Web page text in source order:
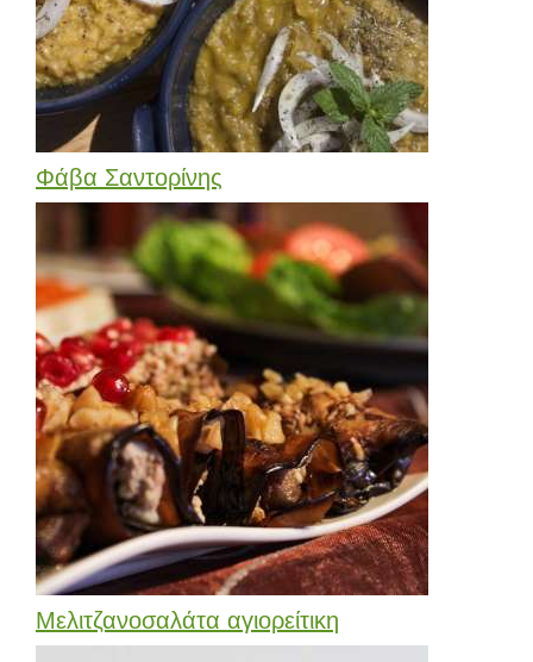
Φάβα Σαντορίνης
Μελιτζανοσαλάτα αγιορείτικη